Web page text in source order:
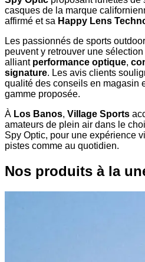
casques de la marque
affirmé et sa Happy Lens
Les passionnés de sports
peuvent y retrouver une
alliant performance optique,
signature. Les avis clients
qualité des conseils en magasin
gamme proposée.
À Los Banos, Village Sports
amateurs de plein air dans le
Spy Optic, pour une expérience
pistes comme au quotidien.
Nos produits à la